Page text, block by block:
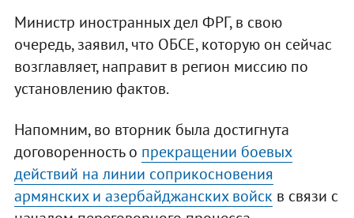
Министр иностранных дел ФРГ, в свою
очередь, заявил, что ОБСЕ, которую он сейчас
возглавляет, направит в регион миссию по
установлению фактов.
Напомним, во вторник была достигнута
договоренность о прекращении боевых
действий на линии соприкосновения
армянских и азербайджанских войск в связи с